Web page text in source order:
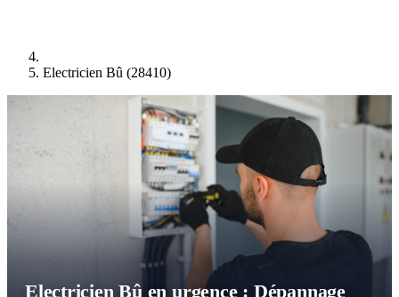
Electricien Bû (28410)
Electricien Bû en urgence : Dépannage